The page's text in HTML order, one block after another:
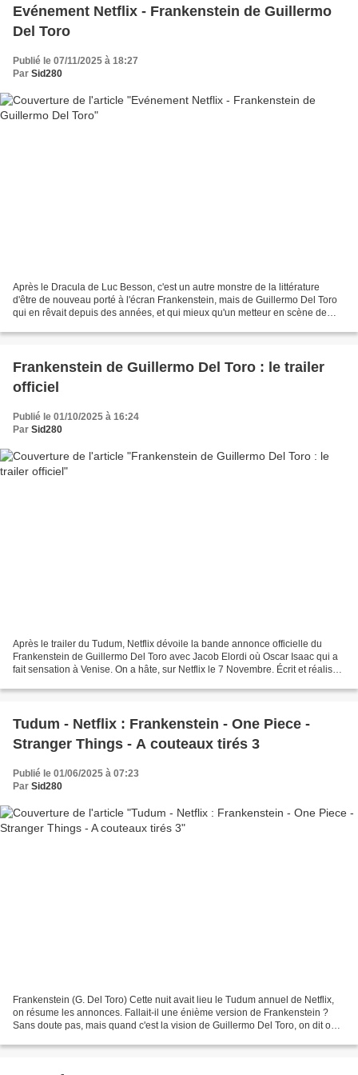
Evénement Netflix - Frankenstein de Guillermo
Del Toro
Publié le 07/11/2025 à 18:27
Par Sid280
Après le Dracula de Luc Besson, c'est un autre monstre de la littérature
d'être de nouveau porté à l'écran Frankenstein, mais de Guillermo Del Toro
qui en rêvait depuis des années, et qui mieux qu'un metteur en scène de
Frankenstein de Guillermo Del Toro : le trailer
officiel
Publié le 01/10/2025 à 16:24
Par Sid280
Après le trailer du Tudum, Netflix dévoile la bande annonce officielle du
Frankenstein de Guillermo Del Toro avec Jacob Elordi où Oscar Isaac qui a
fait sensation à Venise. On a hâte, sur Netflix le 7 Novembre. Écrit et réalisé
Tudum - Netflix : Frankenstein - One Piece -
Stranger Things - A couteaux tirés 3
Publié le 01/06/2025 à 07:23
Par Sid280
Frankenstein (G. Del Toro) Cette nuit avait lieu le Tudum annuel de Netflix,
on résume les annonces. Fallait-il une énième version de Frankenstein ?
Sans doute pas, mais quand c'est la vision de Guillermo Del Toro, on dit oui.